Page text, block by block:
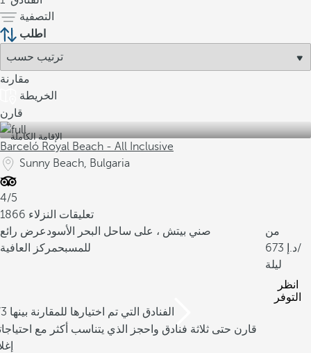
التصفية
اطلب
مقارنة
الخريطة
قارن
الإقامة الكاملة
Barceló Royal Beach - All Inclusive
Sunny Beach, Bulgaria
4/5
1866 تعليقات النزلاء
صني بيتش ، على ساحل البحر الأسودعرض رائع
للمسبحمركز العافية
من
673
/
ليلة
انظر
التوفر
/3 الفنادق التي تم اختيارها للمقارنة بينها
قارن حتى ثلاثة فنادق واحجز الذي يتناسب أكثر مع